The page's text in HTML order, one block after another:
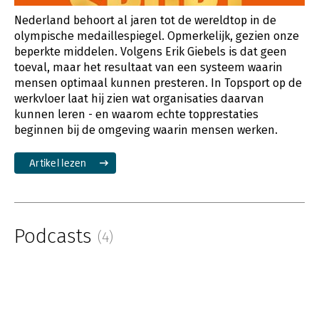
Nederland behoort al jaren tot de wereldtop in de
olympische medaillespiegel. Opmerkelijk, gezien onze
beperkte middelen. Volgens Erik Giebels is dat geen
toeval, maar het resultaat van een systeem waarin
mensen optimaal kunnen presteren. In Topsport op de
werkvloer laat hij zien wat organisaties daarvan
kunnen leren - en waarom echte topprestaties
beginnen bij de omgeving waarin mensen werken.
Artikel lezen
Podcasts (4)